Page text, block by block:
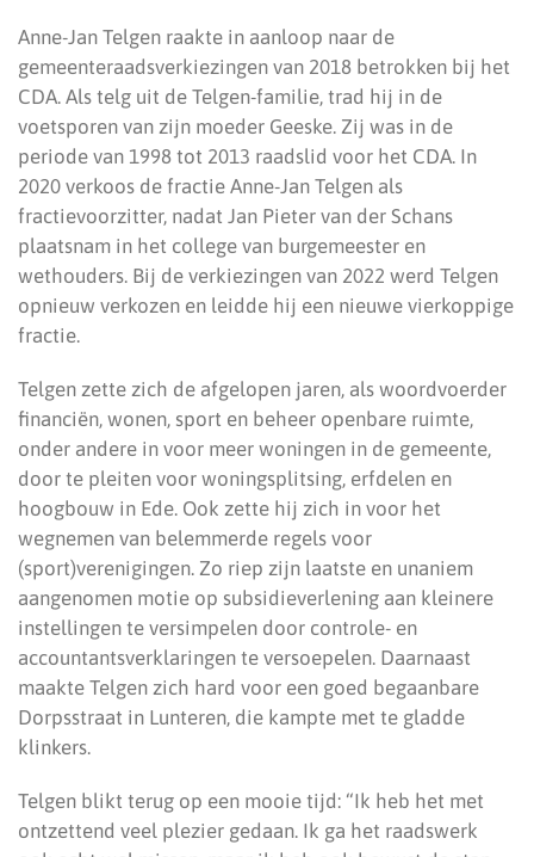
Anne-Jan Telgen raakte in aanloop naar de
gemeenteraadsverkiezingen van 2018 betrokken bij het
CDA. Als telg uit de Telgen-familie, trad hij in de
voetsporen van zijn moeder Geeske. Zij was in de
periode van 1998 tot 2013 raadslid voor het CDA. In
2020 verkoos de fractie Anne-Jan Telgen als
fractievoorzitter, nadat Jan Pieter van der Schans
plaatsnam in het college van burgemeester en
wethouders. Bij de verkiezingen van 2022 werd Telgen
opnieuw verkozen en leidde hij een nieuwe vierkoppige
fractie.
Telgen zette zich de afgelopen jaren, als woordvoerder
financiën, wonen, sport en beheer openbare ruimte,
onder andere in voor meer woningen in de gemeente,
door te pleiten voor woningsplitsing, erfdelen en
hoogbouw in Ede. Ook zette hij zich in voor het
wegnemen van belemmerde regels voor
(sport)verenigingen. Zo riep zijn laatste en unaniem
aangenomen motie op subsidieverlening aan kleinere
instellingen te versimpelen door controle- en
accountantsverklaringen te versoepelen. Daarnaast
maakte Telgen zich hard voor een goed begaanbare
Dorpsstraat in Lunteren, die kampte met te gladde
klinkers.
Telgen blikt terug op een mooie tijd: “Ik heb het met
ontzettend veel plezier gedaan. Ik ga het raadswerk